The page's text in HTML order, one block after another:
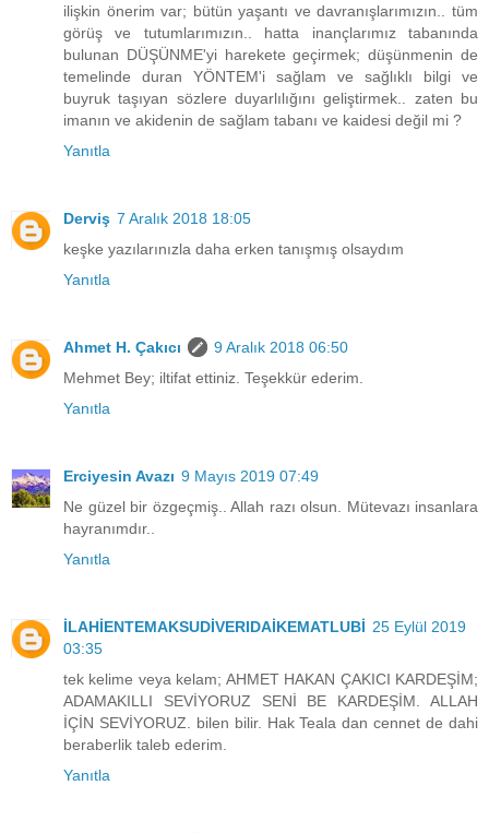
ilişkin önerim var; bütün yaşantı ve davranışlarımızın.. tüm
görüş ve tutumlarımızın.. hatta inançlarımız tabanında
bulunan DÜŞÜNME'yi harekete geçirmek; düşünmenin de
temelinde duran YÖNTEM'i sağlam ve sağlıklı bilgi ve
buyruk taşıyan sözlere duyarlılığını geliştirmek.. zaten bu
imanın ve akidenin de sağlam tabanı ve kaidesi değil mi ?
Yanıtla
Derviş 7 Aralık 2018 18:05
keşke yazılarınızla daha erken tanışmış olsaydım
Yanıtla
Ahmet H. Çakıcı
9 Aralık 2018 06:50
Mehmet Bey; iltifat ettiniz. Teşekkür ederim.
Yanıtla
Erciyesin Avazı 9 Mayıs 2019 07:49
Ne güzel bir özgeçmiş.. Allah razı olsun. Mütevazı insanlara
hayranımdır..
Yanıtla
İLAHİENTEMAKSUDİVERIDAİKEMATLUBİ 25 Eylül 2019
03:35
tek kelime veya kelam; AHMET HAKAN ÇAKICI KARDEŞİM;
ADAMAKILLI SEVİYORUZ SENİ BE KARDEŞİM. ALLAH
İÇİN SEVİYORUZ. bilen bilir. Hak Teala dan cennet de dahi
beraberlik taleb ederim.
Yanıtla